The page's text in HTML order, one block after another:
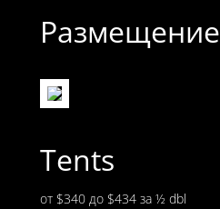
Размещение
Tents
от $340 до $434 за ½ dbl